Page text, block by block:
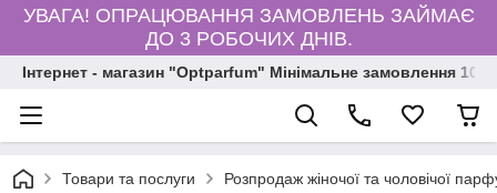
УВАГА! ОПРАЦЮВАННЯ ЗАМОВЛЕНЬ ЗАЙМАЄ
ДО 3 РОБОЧИХ ДНІВ.
Інтернет - магазин "Optparfum" Мінімальне замовлення
Товари та послуги Розпродаж жіночої та чоловічої